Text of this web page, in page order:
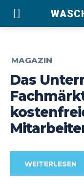
MAGAZIN
Das
WEITERLESEN